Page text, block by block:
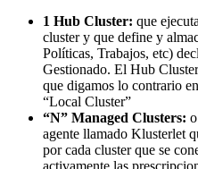
1 Hub Cluster: que
cluster y que define y
Políticas, Trabajos, etc)
Gestionado. El Hub
que digamos lo contrario
“Local Cluster”
“N” Managed Clusters:
agente llamado Klusterlet
por cada cluster que se